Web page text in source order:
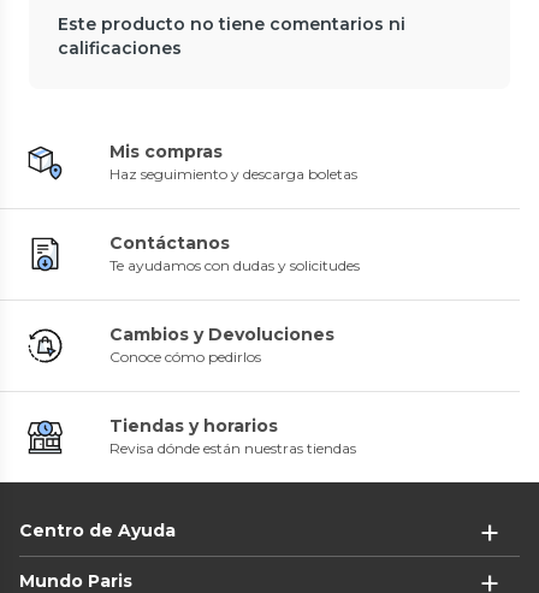
Este producto no tiene comentarios ni
calificaciones
Mis compras
Haz seguimiento y descarga boletas
Contáctanos
Te ayudamos con dudas y solicitudes
Cambios y Devoluciones
Conoce cómo pedirlos
Tiendas y horarios
Revisa dónde están nuestras tiendas
Centro de Ayuda
Mundo Paris